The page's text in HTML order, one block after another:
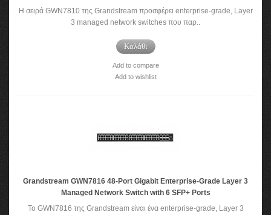
Η σειρά GWN7810 της Grandstream προσφέρει enterprise-grade, Layer
3 managed network switches που παρ..
Καλάθι
Add to compare
Add to wishlist
Grandstream GWN7816 48-Port Gigabit Enterprise-Grade Layer 3
Managed Network Switch with 6 SFP+ Ports
Το GWN7816 της Grandstream είναι ένα enterprise-grade, Layer 3